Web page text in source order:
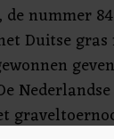
de nummer
Duitse